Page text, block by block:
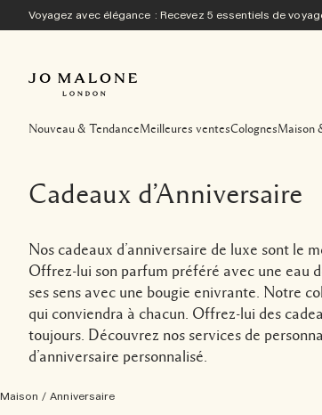
Voyagez avec élégance : Recevez 5 essentiels de
Nouveau & TendanceMeilleures ventesColognesMaison
Cadeaux d’Anniversaire
Nos cadeaux d’anniversaire de luxe sont le
Offrez-lui son parfum préféré avec une eau
ses sens avec une bougie enivrante. Notre
qui conviendra à chacun. Offrez-lui des
toujours. Découvrez nos services de
d’anniversaire personnalisé.
Maison / Anniversaire